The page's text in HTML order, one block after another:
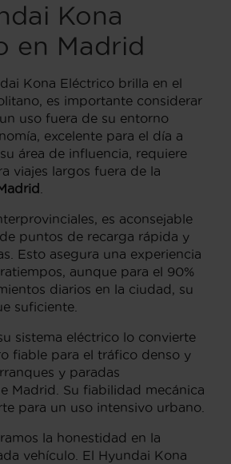
Kona
en Madrid
Kona Eléctrico brilla en el
es importante considerar
uso fuera de su entorno
excelente para el día a
área de influencia, requiere
viajes largos fuera de la
es aconsejable
puntos de recarga rápida y
Esto asegura una experiencia
aunque para el 90%
diarios en la ciudad, su
suficiente.
sistema eléctrico lo convierte
fiable para el tráfico denso y
y paradas
Madrid. Su fiabilidad mecánica
para un uso intensivo urbano.
la honestidad en la
vehículo. El Hyundai Kona